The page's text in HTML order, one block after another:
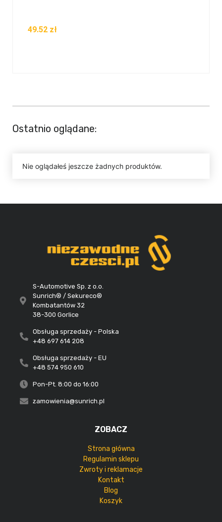
49.52 zł
Ostatnio oglądane:
Nie oglądałeś jeszcze żadnych produktów.
S-Automotive Sp. z o.o.
Sunrich® / Sekureco®
Kombatantów 32
38-300 Gorlice
Obsługa sprzedaży - Polska
+48 697 614 208
Obsługa sprzedaży - EU
+48 574 950 610
Pon-Pt. 8:00 do 16:00
zamowienia@sunrich.pl
ZOBACZ
Strona główna
Regulamin sklepu
Zwroty i reklamacje
Kontakt
Blog
Koszyk